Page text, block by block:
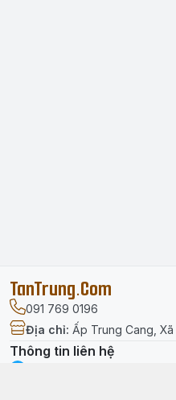
TanTrung.Com
091 769 0196
Địa chỉ: Ấp Trung Cang,
Thông tin liên hệ